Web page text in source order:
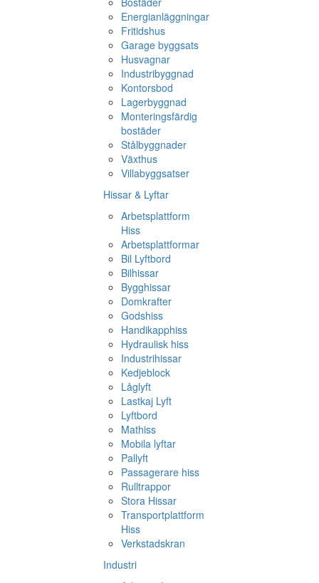
Energianläggningar
Fritidshus
Garage byggsats
Husvagnar
Industribyggnad
Kontorsbod
Lagerbyggnad
Monteringsfärdig
bostäder
Stålbyggnader
Växthus
Villabyggsatser
Hissar & Lyftar
Arbetsplattform
Hiss
Arbetsplattformar
Bil Lyftbord
Bilhissar
Bygghissar
Domkrafter
Godshiss
Handikapphiss
Hydraulisk hiss
Industrihissar
Kedjeblock
Låglyft
Lastkaj Lyft
Lyftbord
Mathiss
Mobila lyftar
Pallyft
Passagerare hiss
Rulltrappor
Stora Hissar
Transportplattform
Hiss
Verkstadskran
Industri